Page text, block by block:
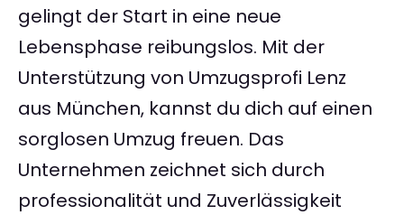
gelingt der Start in eine neue
Lebensphase reibungslos. Mit der
Unterstützung von Umzugsprofi Lenz
aus München, kannst du dich auf einen
sorglosen Umzug freuen. Das
Unternehmen zeichnet sich durch
professionalität und Zuverlässigkeit